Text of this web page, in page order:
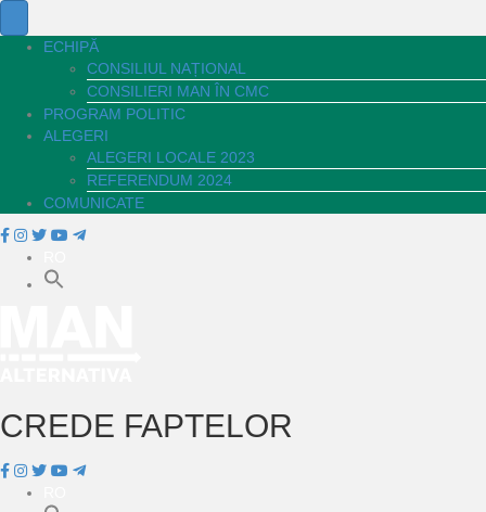
ECHIPĂ
CONSILIUL NAȚIONAL
CONSILIERI MAN ÎN CMC
PROGRAM POLITIC
ALEGERI
ALEGERI LOCALE 2023
REFERENDUM 2024
COMUNICATE
CREDE FAPTELOR